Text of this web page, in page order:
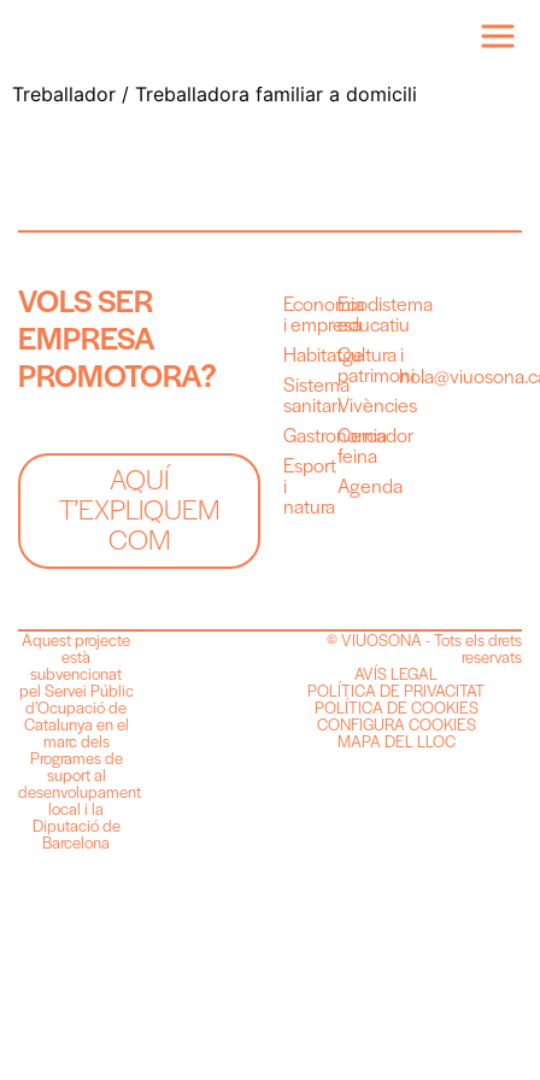
Treballador / Treballadora familiar a domicili
VOLSSER
EMPRESA
PROMOTORA?
AQUÍ
T’EXPLIQUEM
COM
Economia
i empresa
Habitatge
Sistema
sanitari
Gastronomia
Esport
i
natura
Ecodistema
educatiu
Cultura i
patrimoni
Vivències
Cercador
feina
Agenda
Aquest projecte
està
subvencionat
pel Servei Públic
d’Ocupació de
Catalunya en el
marc dels
Programes de
suport al
desenvolupament
local i la
Diputació de
Barcelona
© VIUOSONA - Tots els drets
reservats
AVÍS LEGAL
POLÍTICA DE PRIVACITAT
POLÍTICA DE COOKIES
CONFIGURA COOKIES
MAPA DEL LLOC